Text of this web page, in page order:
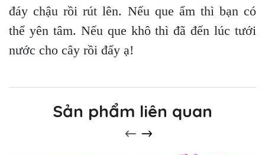
đáy chậu rồi rút lên. Nếu que ẩm thì bạn có
thể yên tâm. Nếu que khô thì đã đến lúc tưới
nước cho cây rồi đấy ạ!
Sản phẩm liên quan